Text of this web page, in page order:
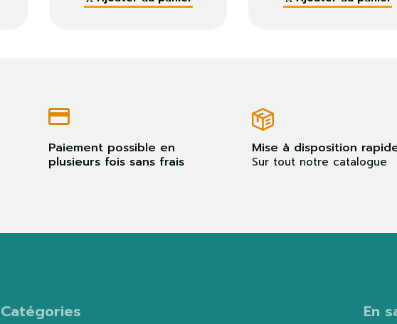
Paiement possible en
plusieurs fois sans frais
Mise à disposition
Sur tout notre catalogue
Catégories En